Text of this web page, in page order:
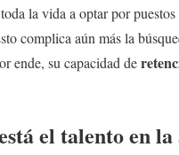
la vida a optar por
complica aún más la
ende, su capacidad de
el talento en